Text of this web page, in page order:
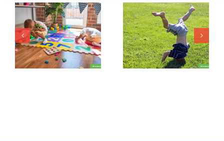
Dit mannetje is om op
te eten
Help jij dit liefdevolle
gezin vooruit?